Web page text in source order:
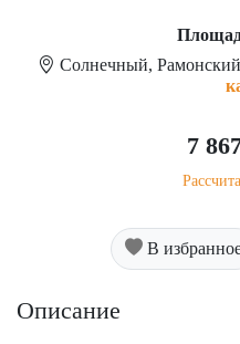
Солнечный,
7
В
Описание